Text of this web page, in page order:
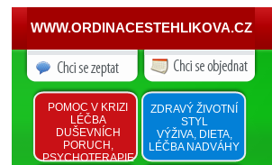
WWW.ORDINACESTEHLIKOVA.CZ
POMOC V KRIZI
LÉČBA
DUŠEVNÍCH
PORUCH,
PSYCHOTERAPIE
ZDRAVÝ ŽIVOTNÍ
STYL
VÝŽIVA, DIETA,
LÉČBA NADVÁHY